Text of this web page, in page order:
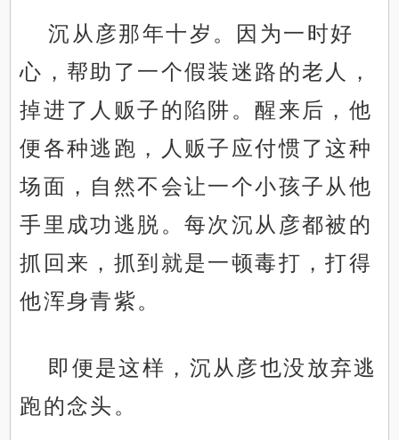
沉从彦那年十岁。因为一时好
心，帮助了一个假装迷路的老人，
掉进了人贩子的陷阱。醒来后，他
便各种逃跑，人贩子应付惯了这种
场面，自然不会让一个小孩子从他
手里成功逃脱。每次沉从彦都被的
抓回来，抓到就是一顿毒打，打得
他浑身青紫。
即便是这样，沉从彦也没放弃逃
跑的念头。